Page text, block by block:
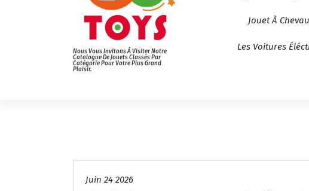
Nous Vous Invitons À Visiter Notre
Catalogue De Jouets Classés Par
Catégorie Pour Votre Plus Grand
Plaisir.
Jouet À
Les Voitures
Juin 24 2026